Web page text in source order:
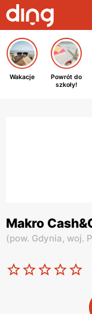
Wakacje
Powrót do
szkoły!
Makro
(pow. Gdynia, woj.